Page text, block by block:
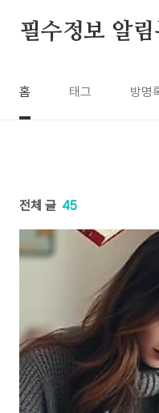
필수정보 알
홈 태그 방명
전체 글 45